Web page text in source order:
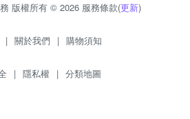
版權所有 © 2026 服務條款(更新)
| 關於我們 | 購物須知
| 隱私權 | 分類地圖